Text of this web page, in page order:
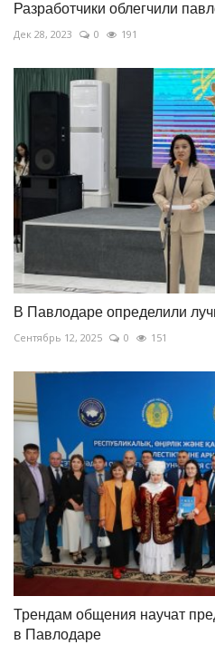
Разработчики облегчили
Дек 28, 2023 0 191
В Павлодаре определили
Сентябрь 12, 2025 0 151
Трендам общения научат
в Павлодаре